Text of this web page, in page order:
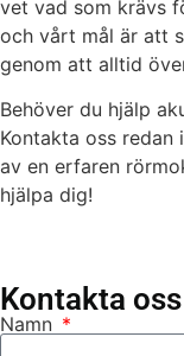
vet vad som krävs
och vårt mål är att
genom att alltid
Behöver du hjälp
Kontakta oss
av en erfaren
hjälpa dig!
Kontakta
Namn